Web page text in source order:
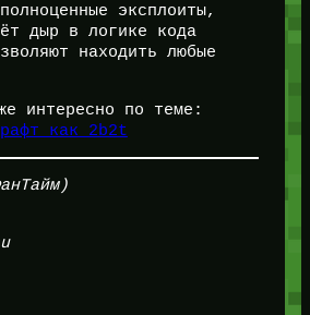
эксплоиты,
дыр в логике кода
находить любые
интересно по теме:
как 2b2t